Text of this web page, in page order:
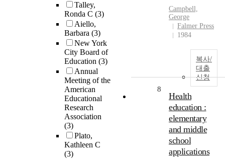
Talley,
Ronda C (3)
Aiello,
Barbara (3)
New York
City Board of
Education (3)
Annual
Meeting of the
American
Educational
Research
Association
(3)
Plato,
Kathleen C
(3)
Campbell,
George
Falmer Press
1984
복사/
대출
신청
8
Health
education :
elementary
and middle
school
applications